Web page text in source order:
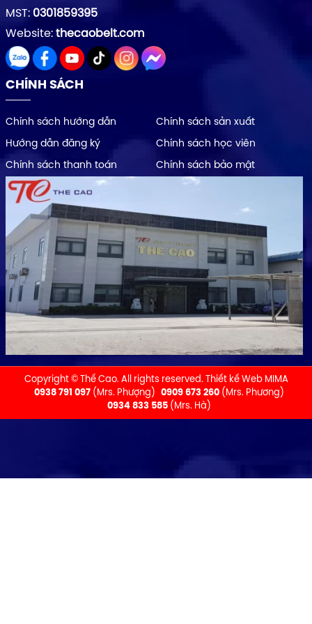
MST: 0301859395
Website: thecaobelt.com
CHÍNH SÁCH
Chính sách hướng dẫn Chính sách sản xuất
Hướng dẫn đăng ký Chính sách học viên
Chính sách thanh toán Chính sách bảo mật
Copyright © Thế Cao. All rights reserved.
Thiết kế Web MIMA
0938 791 097 (Mrs. Phượng) 0909 673 260 (Mrs. Phương)
0934 833 585 (Mrs. Hà)